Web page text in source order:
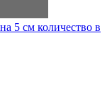
5 см количество в